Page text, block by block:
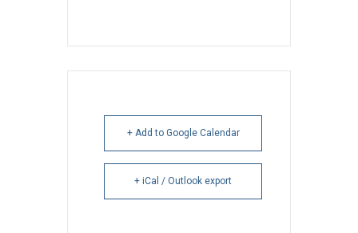
+ Add to Google Calendar
+ iCal / Outlook export